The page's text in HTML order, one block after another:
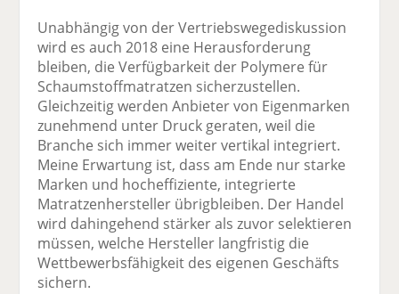
Unabhängig von der Vertriebswegediskussion
wird es auch 2018 eine Herausforderung
bleiben, die Verfügbarkeit der Polymere für
Schaumstoffmatratzen sicherzustellen.
Gleichzeitig werden Anbieter von Eigenmarken
zunehmend unter Druck geraten, weil die
Branche sich immer weiter vertikal integriert.
Meine Erwartung ist, dass am Ende nur starke
Marken und hocheffiziente, integrierte
Matratzenhersteller übrigbleiben. Der Handel
wird dahingehend stärker als zuvor selektieren
müssen, welche Hersteller langfristig die
Wettbewerbsfähigkeit des eigenen Geschäfts
sichern.